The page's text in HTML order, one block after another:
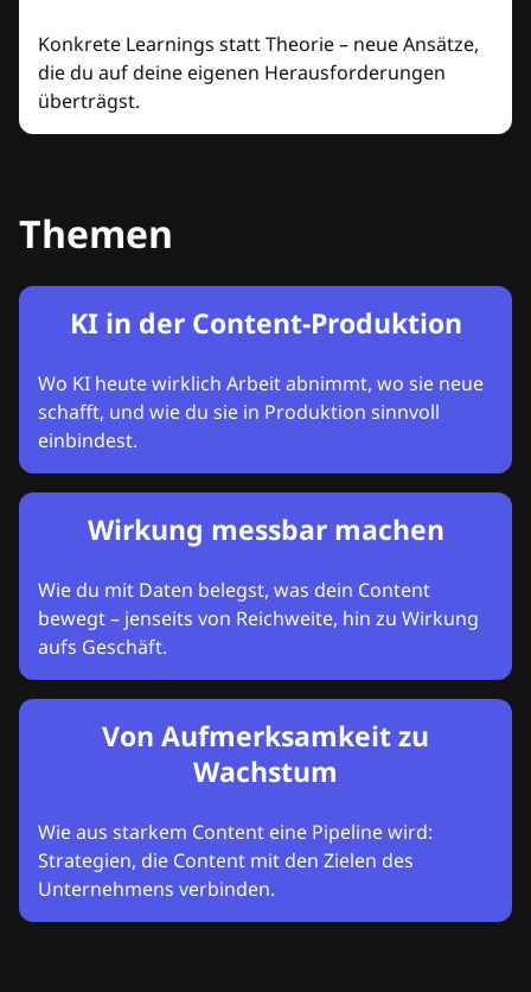
Konkrete Learnings statt Theorie – neue Ansätze,
die du auf deine eigenen Herausforderungen
überträgst.
Themen
KI in der Content-Produktion
Wo KI heute wirklich Arbeit abnimmt, wo sie neue
schafft, und wie du sie in Produktion sinnvoll
einbindest.
Wirkung messbar machen
Wie du mit Daten belegst, was dein Content
bewegt – jenseits von Reichweite, hin zu Wirkung
aufs Geschäft.
Von Aufmerksamkeit zu
Wachstum
Wie aus starkem Content eine Pipeline wird:
Strategien, die Content mit den Zielen des
Unternehmens verbinden.